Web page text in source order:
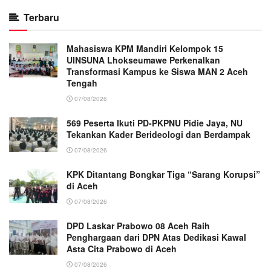
Terbaru
Mahasiswa KPM Mandiri Kelompok 15
UINSUNA Lhokseumawe Perkenalkan
Transformasi Kampus ke Siswa MAN 2 Aceh
Tengah
07/08/2026
569 Peserta Ikuti PD-PKPNU Pidie Jaya, NU
Tekankan Kader Berideologi dan Berdampak
07/08/2026
KPK Ditantang Bongkar Tiga “Sarang Korupsi”
di Aceh
07/08/2026
DPD Laskar Prabowo 08 Aceh Raih
Penghargaan dari DPN Atas Dedikasi Kawal
Asta Cita Prabowo di Aceh
07/08/2026